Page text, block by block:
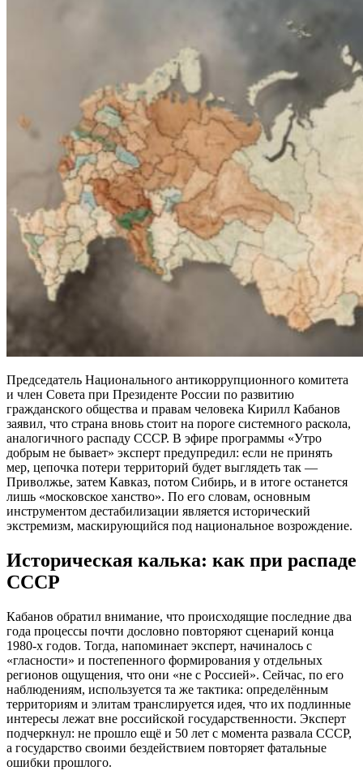
Председатель Национального антикоррупционного комитета
и член Совета при Президенте России по развитию
гражданского общества и правам человека Кирилл Кабанов
заявил, что страна вновь стоит на пороге системного раскола,
аналогичного распаду СССР. В эфире программы «Утро
добрым не бывает» эксперт предупредил: если не принять
мер, цепочка потери территорий будет выглядеть так —
Приволжье, затем Кавказ, потом Сибирь, и в итоге останется
лишь «московское ханство». По его словам, основным
инструментом дестабилизации является исторический
экстремизм, маскирующийся под национальное возрождение.
Историческая калька: как при распаде
СССР
Кабанов обратил внимание, что происходящие последние два
года процессы почти дословно повторяют сценарий конца
1980-х годов. Тогда, напоминает эксперт, начиналось с
«гласности» и постепенного формирования у отдельных
регионов ощущения, что они «не с Россией». Сейчас, по его
наблюдениям, используется та же тактика: определённым
территориям и элитам транслируется идея, что их подлинные
интересы лежат вне российской государственности. Эксперт
подчеркнул: не прошло ещё и 50 лет с момента развала СССР,
а государство своими бездействием повторяет фатальные
ошибки прошлого.